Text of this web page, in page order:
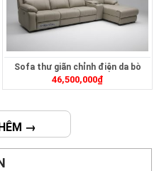
Sofa thư giãn chỉnh điện da bò
ZT2621
46,500,000₫
→